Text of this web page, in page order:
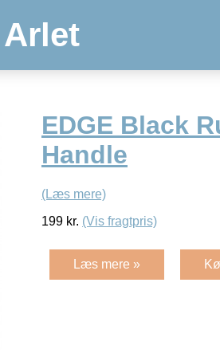
Arlet
EDGE Black
Handle
(Læs mere)
199 kr. (Vis fragtpris)
Læs mere »